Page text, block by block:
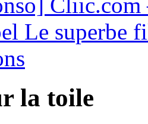
Le superbe
la toile